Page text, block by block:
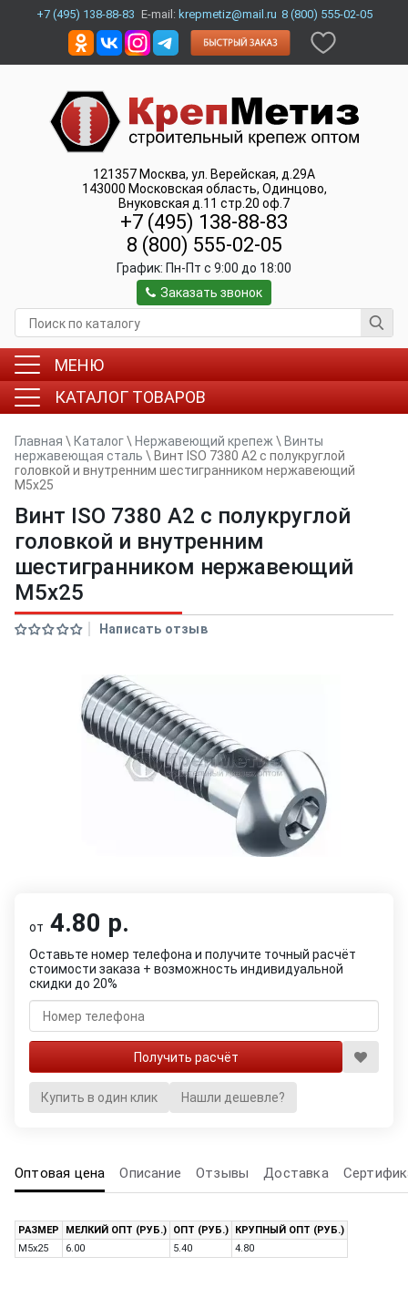
+7 (495) 138-88-83 E-mail: krepmetiz@mail.ru 8 (800) 555-02-05
121357 Москва, ул. Верейская, д.29А
143000 Московская область, Одинцово,
Внуковская д.11 стр.20 оф.7
+7 (495) 138-88-83
8 (800) 555-02-05
График: Пн-Пт c 9:00 до 18:00
Заказать звонок
МЕНЮ
КАТАЛОГ ТОВАРОВ
Главная \ Каталог\ Нержавеющий крепеж \ Винты
нержавеющая сталь \ Винт ISO 7380 A2 с полукруглой
головкой и внутренним шестигранником нержавеющий
M5x25
Винт ISO 7380 A2 с полукруглой
головкой и внутренним
шестигранником нержавеющий
M5x25
Написать отзыв
от 4.80 р.
Оставьте номер телефона и получите точный расчёт
стоимости заказа + возможность индивидуальной
скидки до 20%
Купить в один клик Нашли дешевле?
Оптовая цена Описание Отзывы Доставка
РАЗМЕР МЕЛКИЙ ОПТ (РУБ.) ОПТ (РУБ.)
КРУПНЫЙ ОПТ (РУБ.)
M5x25
6.00 5.40 4.80